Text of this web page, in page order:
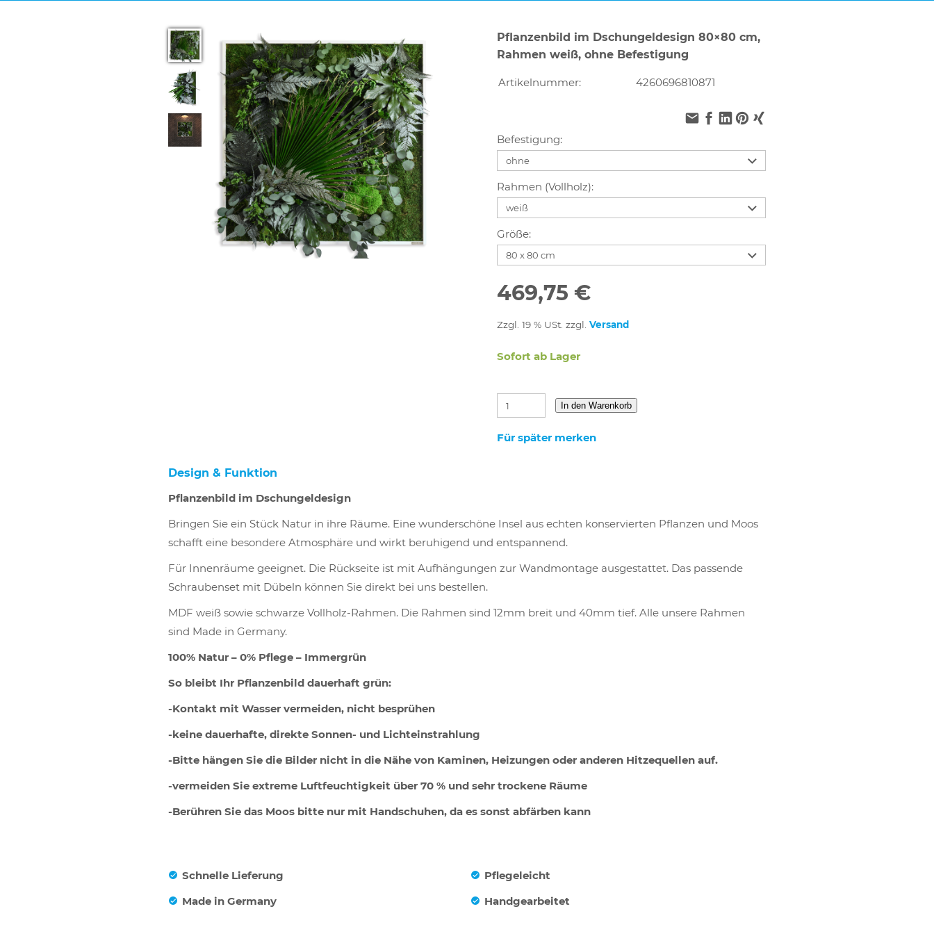
Pflanzenbild im Dschungeldesign 80×80 cm,
Rahmen weiß, ohne Befestigung
Artikelnummer: 4260696810871
Befestigung:
Rahmen (Vollholz):
Größe:
469,75 €
Zzgl. 19 % USt. zzgl. Versand
Sofort ab Lager
In den Warenkorb
Für später merken
Design & Funktion
Pflanzenbild im Dschungeldesign
Bringen Sie ein Stück Natur in ihre Räume. Eine wunderschöne Insel aus echten konservierten Pflanzen und Moos
schafft eine besondere Atmosphäre und wirkt beruhigend und entspannend.
Für Innenräume geeignet. Die Rückseite ist mit Aufhängungen zur Wandmontage ausgestattet. Das passende
Schraubenset mit Dübeln können Sie direkt bei uns bestellen.
MDF weiß sowie schwarze Vollholz-Rahmen. Die Rahmen sind 12mm breit und 40mm tief. Alle unsere Rahmen
sind Made in Germany.
100% Natur – 0% Pflege – Immergrün
So bleibt Ihr Pflanzenbild dauerhaft grün:
-Kontakt mit Wasser vermeiden, nicht besprühen
-keine dauerhafte, direkte Sonnen- und Lichteinstrahlung
-Bitte hängen Sie die Bilder nicht in die Nähe von Kaminen, Heizungen oder anderen Hitzequellen auf.
-vermeiden Sie extreme Luftfeuchtigkeit über 70 % und sehr trockene Räume
-Berühren Sie das Moos bitte nur mit Handschuhen, da es sonst abfärben kann
Schnelle Lieferung
Made in Germany
Pflegeleicht
Handgearbeitet